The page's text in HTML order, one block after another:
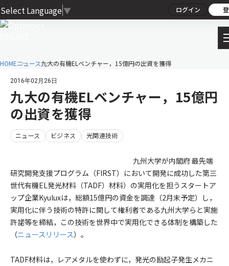
Select Language ▼ ログイン
HOMEニュース九大の有機ELベンチャー，15億円の出資を獲得
2016年02月26日
九大の有機ELベンチャー，15億円
の出資を獲得
ニュース ビジネス 光関連技術
九州大学が内閣府 最先端
研究開発支援プログラム（FIRST）において開発に成功した第三
世代有機EL発光材料（TADF）材料）の実用化を担うスタートア
ップ企業Kyuluxは，総額15億円の資金を調達（2月末予定）し，
実用化に伴う技術の特許に関して権利者である九州大学らと実施
許諾等を締結，この技術を世界中で実用化できる体制を構築した
（ニュースリリース）。
TADF材料は，レアメタルを使わずに，発光の励起子発生メカニ